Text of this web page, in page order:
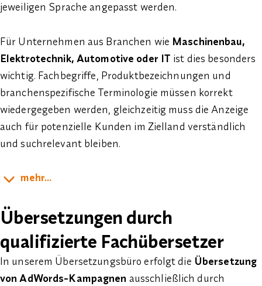
jeweiligen Sprache angepasst werden.
Für Unternehmen aus Branchen wie Maschinenbau,
Elektrotechnik, Automotive oder IT ist dies besonders
wichtig. Fachbegriffe, Produktbezeichnungen und
branchenspezifische Terminologie müssen korrekt
wiedergegeben werden, gleichzeitig muss die Anzeige
auch für potenzielle Kunden im Zielland verständlich
und suchrelevant bleiben.
mehr...
Übersetzungen durch
qualifizierte Fachübersetzer
In unserem Übersetzungsbüro erfolgt die Übersetzung
von AdWords-Kampagnen ausschließlich durch